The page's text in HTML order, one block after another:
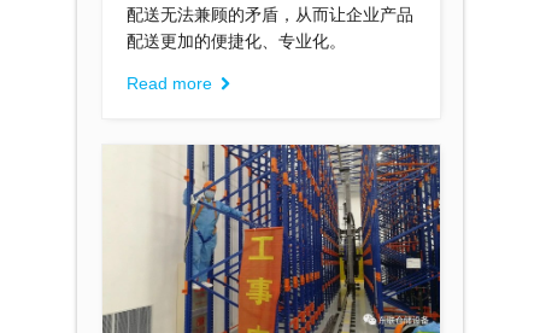
配送无法兼顾的矛盾，从而让企业产品
配送更加的便捷化、专业化。
Read more